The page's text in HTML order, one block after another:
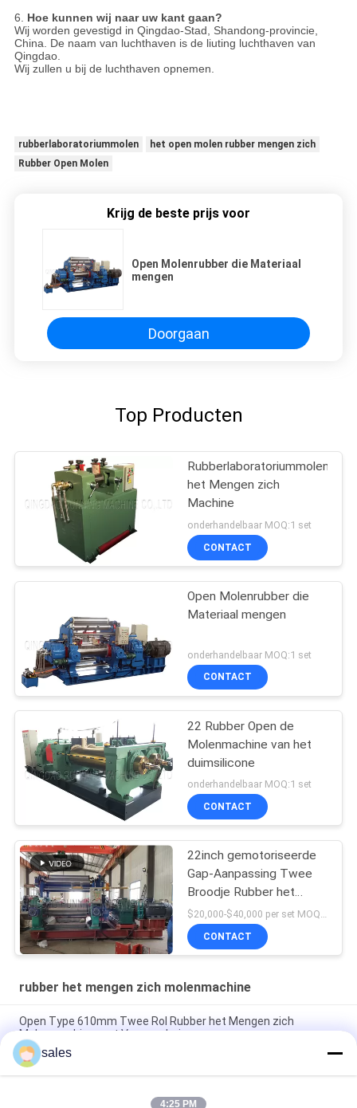
6. Hoe kunnen wij naar uw kant gaan?
Wij worden gevestigd in Qingdao-Stad, Shandong-provincie,
China. De naam van luchthaven is de liuting luchthaven van
Qingdao.
Wij zullen u bij de luchthaven opnemen.
rubberlaboratoriummolen
het open molen rubber mengen zich
Rubber Open Molen
Krijg de beste prijs voor
Open Molenrubber die Materiaal
mengen
Doorgaan
Top Producten
Rubberlaboratoriummolen
het Mengen zich
Machine
onderhandelbaar MOQ:1 set
CONTACT
Open Molenrubber die
Materiaal mengen
onderhandelbaar MOQ:1 set
CONTACT
22 Rubber Open de
Molenmachine van het
duimsilicone
onderhandelbaar MOQ:1 set
CONTACT
22inch gemotoriseerde
Gap-Aanpassing Twee
Broodje Rubber het
Mengen zich
Molenmachine met
Voorraadmixer
$20,000-$40,000 per set MOQ:1 reeks
CONTACT
rubber het mengen zich molenmachine
Open Type 610mm Twee Rol Rubber het Mengen zich
Molenmachine met Voorraadmixer
Rubbersamenstelling het Mengen zich Molenmachine xk-450
Diameter 48 van de 18 duimrol“ Lengte
sales
4:25 PM